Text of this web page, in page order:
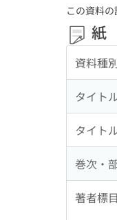
この資料
紙
資料種
タイト
タイト
巻次・
著者標目